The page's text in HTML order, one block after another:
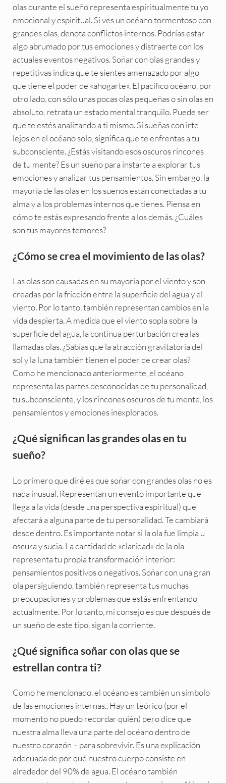
olas durante el sueño representa espiritualmente tu yo
emocional y espiritual. Si ves un océano tormentoso con
grandes olas, denota conflictos internos. Podrías estar
algo abrumado por tus emociones y distraerte con los
actuales eventos negativos. Soñar con olas grandes y
repetitivas indica que te sientes amenazado por algo
que tiene el poder de «ahogarte». El pacífico océano, por
otro lado, con sólo unas pocas olas pequeñas o sin olas en
absoluto, retrata un estado mental tranquilo. Puede ser
que te estés analizando a ti mismo. Si sueñas con irte
lejos en el océano solo, significa que te enfrentas a tu
subconsciente. ¿Estás visitando esos oscuros rincones
de tu mente? Es un sueño para instarte a explorar tus
emociones y analizar tus pensamientos. Sin embargo, la
mayoría de las olas en los sueños están conectadas a tu
alma y a los problemas internos que tienes. Piensa en
cómo te estás expresando frente a los demás. ¿Cuáles
son tus mayores temores?
¿Cómo se crea el movimiento de las olas?
Las olas son causadas en su mayoría por el viento y son
creadas por la fricción entre la superficie del agua y el
viento. Por lo tanto, también representan cambios en la
vida despierta. A medida que el viento sopla sobre la
superficie del agua, la continua perturbación crea las
llamadas olas. ¿Sabías que la atracción gravitatoria del
sol y la luna también tienen el poder de crear olas?
Como he mencionado anteriormente, el océano
representa las partes desconocidas de tu personalidad,
tu subconsciente, y los rincones oscuros de tu mente, los
pensamientos y emociones inexplorados.
¿Qué significan las grandes olas en tu
sueño?
Lo primero que diré es que soñar con grandes olas no es
nada inusual. Representan un evento importante que
llega a la vida (desde una perspectiva espiritual) que
afectará a alguna parte de tu personalidad. Te cambiará
desde dentro. Es importante notar si la ola fue limpia u
oscura y sucia. La cantidad de «claridad» de la ola
representa tu propia transformación interior:
pensamientos positivos o negativos. Soñar con una gran
ola persiguiendo, también representa tus muchas
preocupaciones y problemas que estás enfrentando
actualmente. Por lo tanto, mi consejo es que después de
un sueño de este tipo, sigan la corriente.
¿Qué significa soñar con olas que se
estrellan contra ti?
Como he mencionado, el océano es también un símbolo
de las emociones internas.. Hay un teórico (por el
momento no puedo recordar quién) pero dice que
nuestra alma lleva una parte del océano dentro de
nuestro corazón – para sobrevivir. Es una explicación
adecuada de por qué nuestro cuerpo consiste en
alrededor del 90% de agua. El océano también